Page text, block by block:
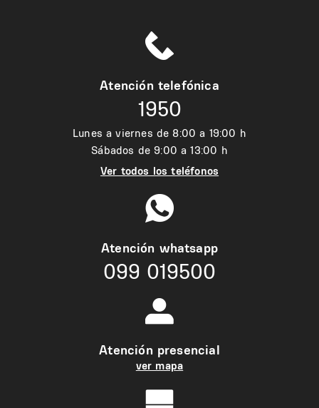
Atención telefónica
1950
Lunes a viernes de 8:00 a 19:00 h
Sábados de 9:00 a 13:00 h
Ver todos los teléfonos
Atención whatsapp
099 019500
Atención presencial
ver mapa